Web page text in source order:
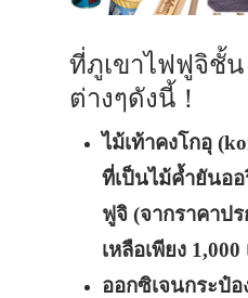
ที่ภูเขาไฟฟูจิชั้น
ต่างๆดังนี้！
ไม้เท้าคงโกอุ
ที่เป็นไม้ค้ำยันอ
ฟูจิ (จากราคาป
เหลือเพียง 1,000
ออกซิเจนกระป๋